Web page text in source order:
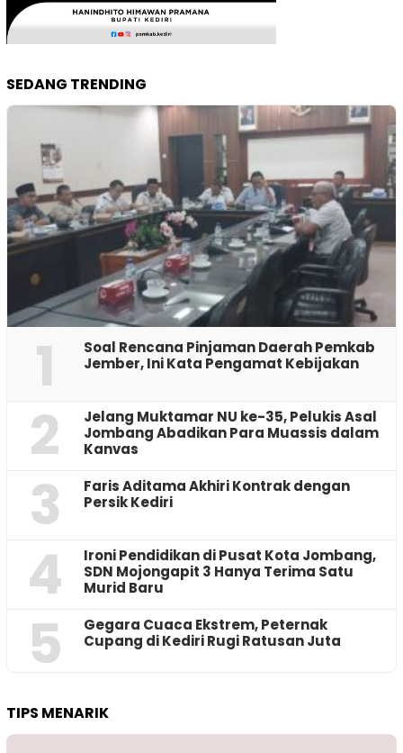
SEDANG TRENDING
1
‎Soal Rencana Pinjaman Daerah Pemkab
Jember, Ini Kata Pengamat Kebijakan ‎
2
Jelang Muktamar NU ke-35, Pelukis Asal
Jombang Abadikan Para Muassis dalam
Kanvas
3
Faris Aditama Akhiri Kontrak dengan
Persik Kediri
4
Ironi Pendidikan di Pusat Kota Jombang,
SDN Mojongapit 3 Hanya Terima Satu
Murid Baru
5
‎Gegara Cuaca Ekstrem, Peternak
Cupang di Kediri Rugi Ratusan Juta
TIPS MENARIK